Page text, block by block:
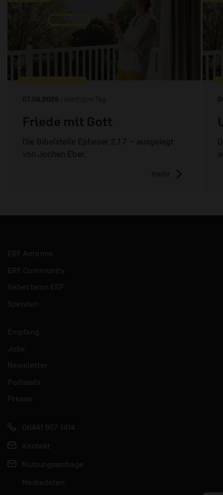
07.08.2026 / Wort zum Tag
Friede mit Gott
Die Bibelstelle Epheser 2,17 – ausgelegt
von Jochen Eber.
mehr
ERF Antenne
ERF Community
Gebet beim ERF
Spenden
Empfang
Jobs
Newsletter
Podcasts
Presse
06441 957-1414
Kontakt
Nutzungsanfrage
Mediadaten